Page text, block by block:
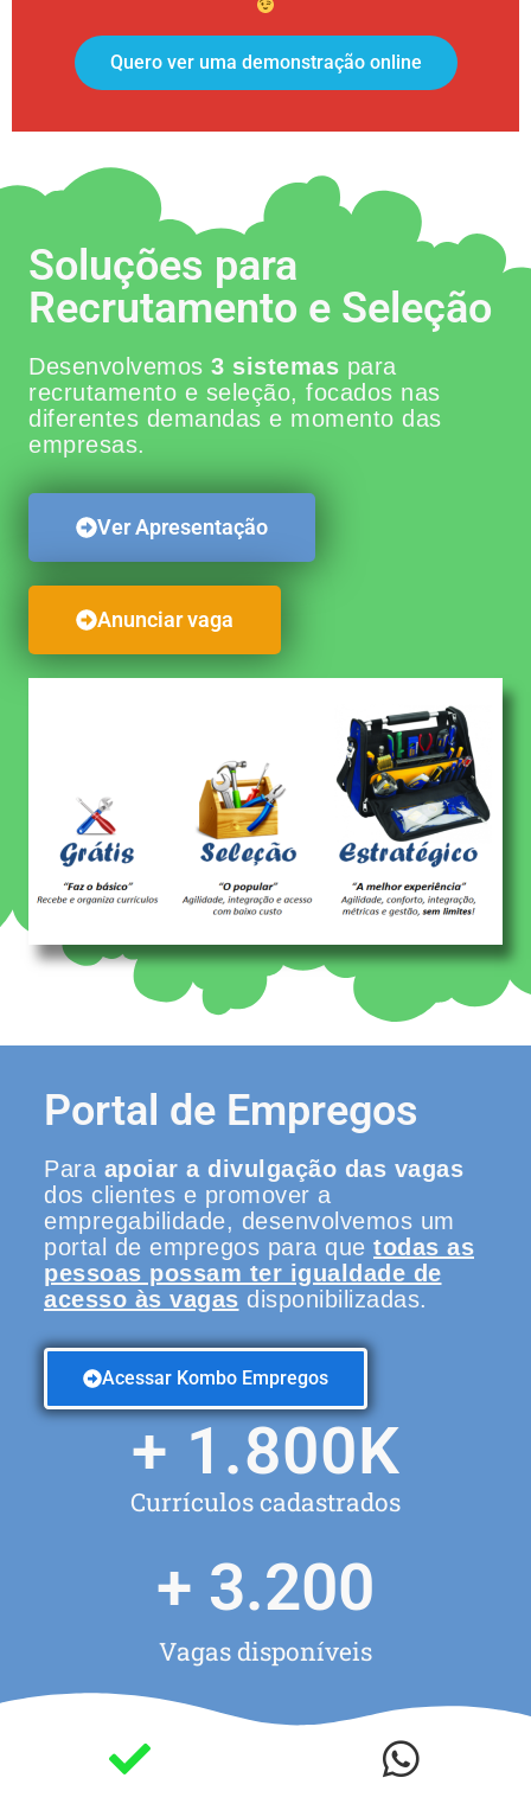
Quero ver uma demonstração online
GRÁTIS!
Soluções para
Recrutamento e Seleção
Desenvolvemos 3 sistemas para
recrutamento e seleção, focados nas
diferentes demandas e momento das
empresas.
Ver Apresentação
Anunciar vaga
Portal de Empregos
Para apoiar a divulgação das vagas
dos clientes e promover a
empregabilidade, desenvolvemos um
portal de empregos para que todas as
pessoas possam ter igualdade de
acesso às vagas disponibilizadas.
Acessar Kombo Empregos
Currículos cadastrados
+ 1.800K
Vagas disponíveis
+ 3.200